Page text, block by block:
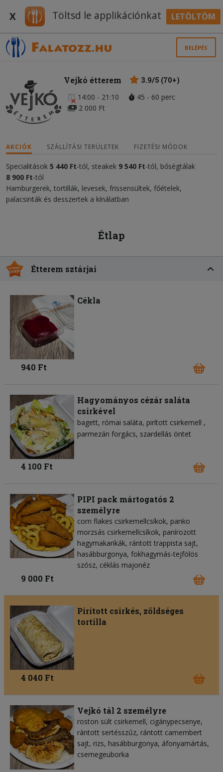
X Töltsd le applikációnkat LETÖLTÖM
BELÉPÉS
Vejkó étterem
3.9/5 (70+)
14:00 - 21:10
45 - 60 perc
2 000 Ft
AKCIÓK SZÁLLÍTÁSI TERÜLETEK FIZETÉSI MÓDOK
Specialitások 5 440 Ft-tól, steakek 9 540 Ft-tól, bőségtálak
8 900 Ft-tól
Hamburgerek, tortillák, levesek, frissensültek, főételek,
palacsinták és desszertek a kínálatban
Étlap
Étterem sztárjai
Cékla
940 Ft
Hagyományos cézár saláta
csirkével
bagett római saláta pirított csirkemell
parmezán forgács szardellás öntet
4 100 Ft
PIPI pack mártogatós 2
személyre
corn flakes csirkemellcsíkok, panko
morzsás csirkemellcsíkok, panírozott
hagymakarikák, rántott trappista sajt,
hasábburgonya, fokhagymás-tejfölös
szósz, céklás majonéz
9 000 Ft
Pirított csirkés, zöldséges
tortilla
4 040 Ft
Vejkó tál 2 személyre
roston sült csirkemell, cigánypecsenye,
rántott sertésszűz, rántott camembert
sajt, rizs, hasábburgonya, áfonyamártás,
csemegeuborka